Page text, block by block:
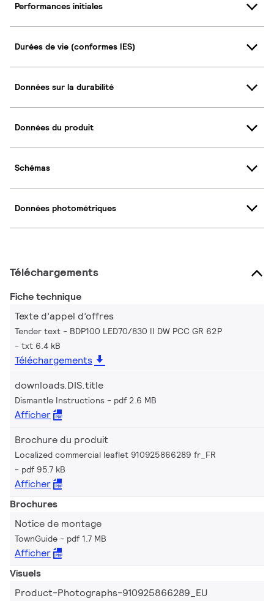
Performances initiales
Durées de vie (conformes IES)
Données sur la durabilité
Données du produit
Schémas
Données photométriques
Téléchargements
Fiche technique
Texte d’appel d’offres
Tender text - BDP100 LED70/830 II DW PCC GR 62P
txt 6.4 kB
Téléchargements
downloads.DIS.title
Dismantle Instructions pdf 2.6 MB
Afficher
Brochure du produit
Localized commercial leaflet 910925866289 fr_FR
pdf 95.7 kB
Afficher
Brochures
Notice de montage
TownGuide pdf 1.7 MB
Afficher
Visuels
Product-Photographs-910925866289_EU